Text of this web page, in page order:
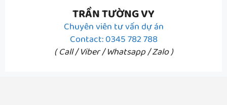
TRẦN TƯỜNG VY
Chuyên viên tư vấn dự án
Contact: 0345 782 788
( Call / Viber / Whatsapp / Zalo )